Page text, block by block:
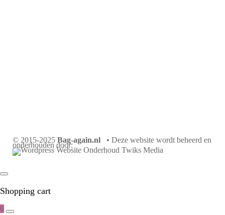
© 2015-2025 Bag-again.nl • Deze website wordt beheerd en
onderhouden door:
Shopping cart
0